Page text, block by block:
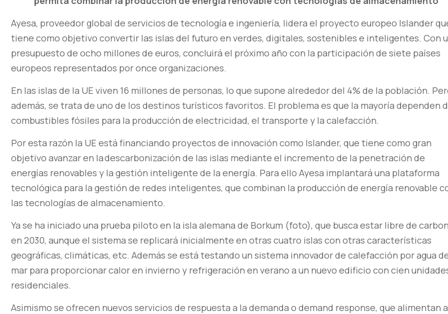
Ayesa, proveedor global de servicios de tecnología e ingeniería, lidera el proyecto europeo Islander
tiene como objetivo convertir las islas del futuro en verdes, digitales, sostenibles e inteligentes. Con
presupuesto de ocho millones de euros, concluirá el próximo año con la participación de siete países
europeos representados por once organizaciones.
En las islas de la UE viven 16 millones de personas, lo que supone alrededor del 4% de la población.
además, se trata de uno de los destinos turísticos favoritos. El problema es que la mayoría dependen
combustibles fósiles para la producción de electricidad, el transporte y la calefacción.
Por esta razón la UE está financiando proyectos de innovación como Islander, que tiene como gran
objetivo avanzar en la descarbonización de las islas mediante el incremento de la penetración de
energías renovables y la gestión inteligente de la energía. Para ello Ayesa implantará una plataforma
tecnológica para la gestión de redes inteligentes, que combinan la producción de energía renovable
las tecnologías de almacenamiento.
Ya se ha iniciado una prueba piloto en la isla alemana de Borkum (foto), que busca estar libre de
en 2030, aunque el sistema se replicará inicialmente en otras cuatro islas con otras características
geográficas, climáticas, etc. Además se está testando un sistema innovador de calefacción por agua
mar para proporcionar calor en invierno y refrigeración en verano a un nuevo edificio con cien
residenciales.
Asimismo se ofrecen nuevos servicios de respuesta a la demanda o demand response, que alimentan a